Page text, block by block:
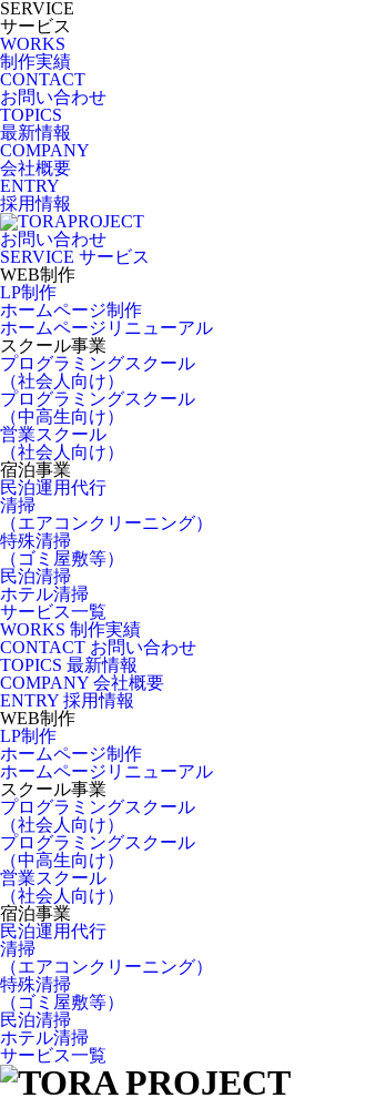
SERVICE
サービス
WORKS
制作実績
CONTACT
お問い合わせ
TOPICS
最新情報
COMPANY
会社概要
ENTRY
採用情報
お問い合わせ
SERVICE サービス
WEB制作
LP制作
ホームページ制作
ホームページリニューアル
スクール事業
プログラミングスクール
（社会人向け）
プログラミングスクール
（中高生向け）
営業スクール
（社会人向け）
宿泊事業
民泊運用代行
清掃
（エアコンクリーニング）
特殊清掃
（ゴミ屋敷等）
民泊清掃
ホテル清掃
サービス一覧
WORKS 制作実績
CONTACT お問い合わせ
TOPICS 最新情報
COMPANY 会社概要
ENTRY 採用情報
WEB制作
LP制作
ホームページ制作
ホームページリニューアル
スクール事業
プログラミングスクール
（社会人向け）
プログラミングスクール
（中高生向け）
営業スクール
（社会人向け）
宿泊事業
民泊運用代行
清掃
（エアコンクリーニング）
特殊清掃
（ゴミ屋敷等）
民泊清掃
ホテル清掃
サービス一覧